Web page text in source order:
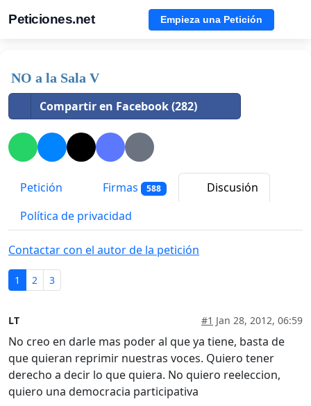
Peticiones.net Empieza una Petición
NO a la Sala V
Compartir en Facebook (282)
Petición Firmas 588
Discusión
Política de privacidad
Contactar con el autor de la petición
1 2 3
LT #1 Jan 28, 2012, 06:59
No creo en darle mas poder al que ya tiene, basta de
que quieran reprimir nuestras voces. Quiero tener
derecho a decir lo que quiera. No quiero reeleccion,
quiero una democracia participativa